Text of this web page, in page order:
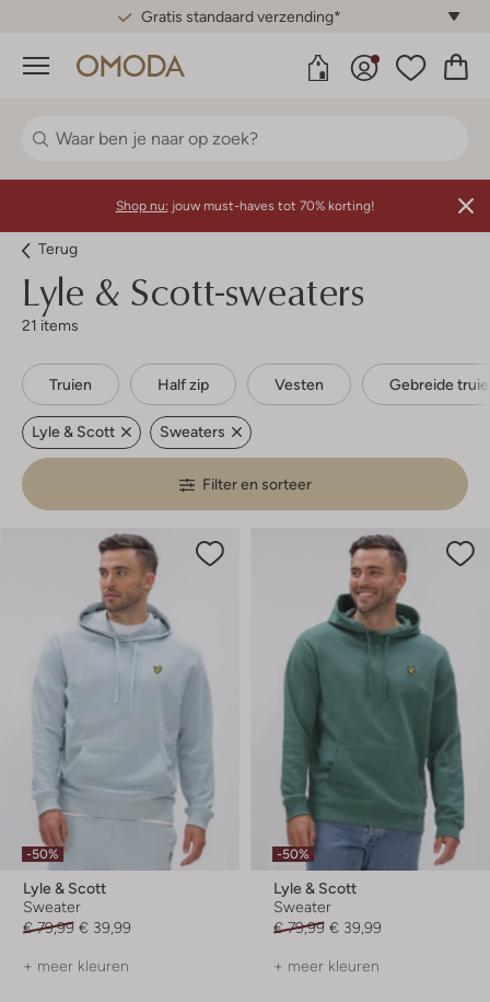
Gratis standaard verzending*
Menu
Shop nu: jouw must-haves tot 70% korting!
Terug
Lyle & Scott-sweaters
21 items
Truien Half zip Vesten Gebreide
Lyle & Scott Sweaters
Filter en sorteer
-50%
Lyle & Scott
Sweater
€ 79,99 € 39,99
+ meer kleuren
-50%
Lyle & Scott
Sweater
€ 79,99 € 39,99
+ meer kleuren